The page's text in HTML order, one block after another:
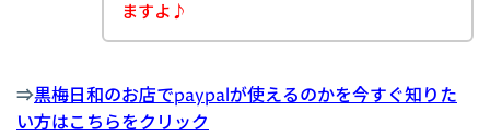
ますよ♪
⇒黒梅日和のお店でpaypalが使えるのかを今すぐ知りた
い方はこちらをクリック